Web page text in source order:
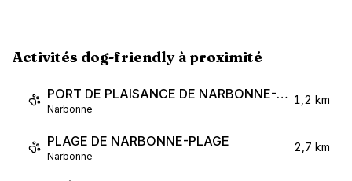
Activités dog-friendly à proximité
PORT DE PLAISANCE DE NARBONNE-PLAGE
Narbonne
1,2 km
PLAGE DE NARBONNE-PLAGE
Narbonne
2,7 km